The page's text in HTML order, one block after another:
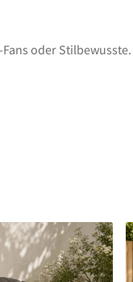
oder Stilbewusste.